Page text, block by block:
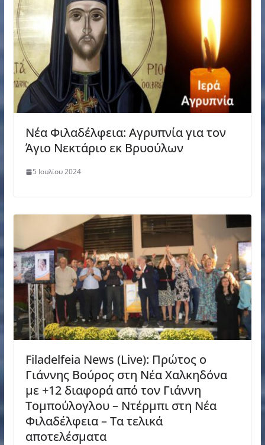
Νέα Φιλαδέλφεια: Αγρυπνία για τον
Άγιο Νεκτάριο εκ Βρυούλων
5 Ιουλίου 2024
Filadelfeia News (Live): Πρώτος ο
Γιάννης Βούρος στη Νέα Χαλκηδόνα
με +12 διαφορά από τον Γιάννη
Τομπούλογλου – Ντέρμπι στη Νέα
Φιλαδέλφεια – Τα τελικά
αποτελέσματα